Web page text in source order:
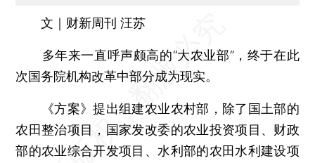
文｜财新周刊 汪苏
多年来一直呼声颇高的“大农业部”，终于在此
次国务院机构改革中部分成为现实。
《方案》提出组建农业农村部，除了国土部的
农田整治项目，国家发改委的农业投资项目、财政
部的农业综合开发项目、水利部的农田水利建设项